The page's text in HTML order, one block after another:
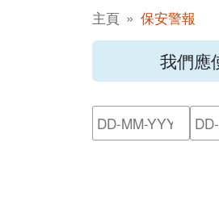
主頁 保安警報
我們應
請